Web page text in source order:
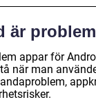
är
appar för
när man